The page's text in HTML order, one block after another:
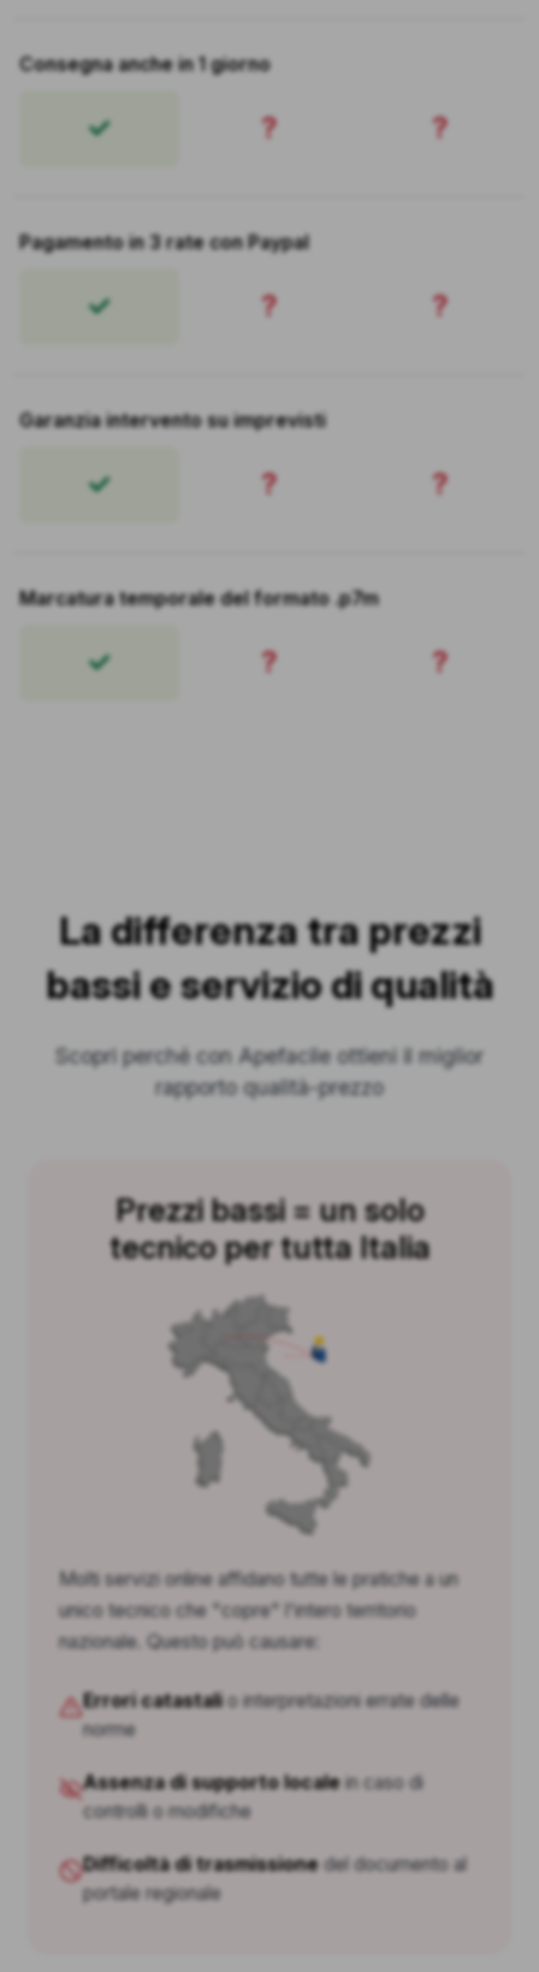
Consegna anche in 1 giorno
? ?
Pagamento in 3 rate con Paypal
? ?
Garanzia intervento su imprevisti
? ?
Marcatura temporale del formato .p7m
? ?
La differenza tra prezzi
bassi e servizio di qualità
Scopri perché con Apefacile ottieni il miglior
rapporto qualità-prezzo
Prezzi bassi = un solo
tecnico per tutta Italia
Molti servizi online affidano tutte le pratiche a un
unico tecnico che "copre" l'intero territorio
nazionale. Questo può causare:
Errori catastalio interpretazioni errate delle
norme
Assenza di supporto localein caso di
controlli o modifiche
Difficoltà di trasmissionedel documento al
portale regionale